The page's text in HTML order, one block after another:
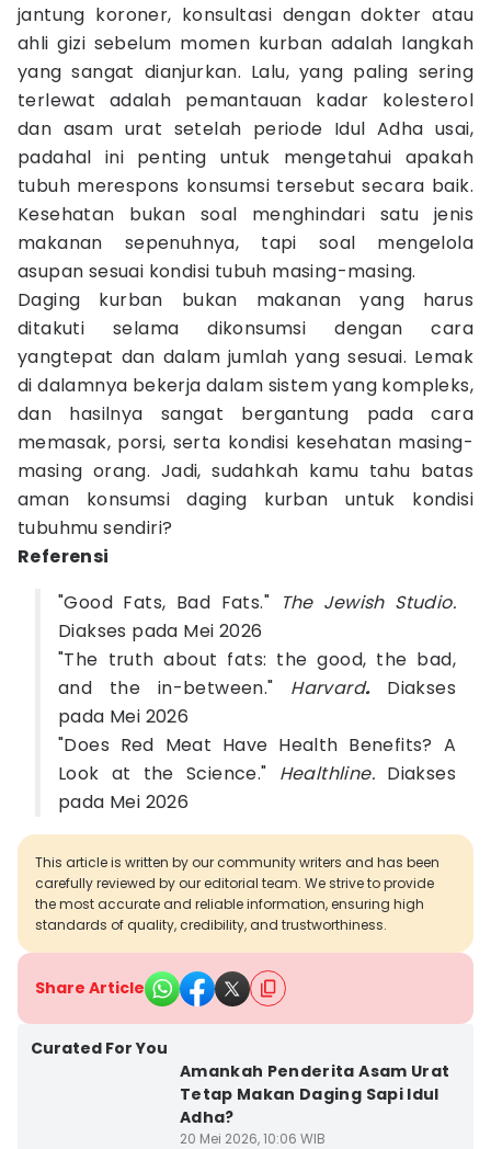
jantung koroner, konsultasi dengan dokter atau
ahli gizi sebelum momen kurban adalah langkah
yang sangat dianjurkan. Lalu, yang paling sering
terlewat adalah pemantauan kadar kolesterol
dan asam urat setelah periode Idul Adha usai,
padahal ini penting untuk mengetahui apakah
tubuh merespons konsumsi tersebut secara baik.
Kesehatan bukan soal menghindari satu jenis
makanan sepenuhnya, tapi soal mengelola
asupan sesuai kondisi tubuh masing-masing.
Daging kurban bukan makanan yang harus
ditakuti selama dikonsumsi dengan cara
yangtepat dan dalam jumlah yang sesuai. Lemak
di dalamnya bekerja dalam sistem yang kompleks,
dan hasilnya sangat bergantung pada cara
memasak, porsi, serta kondisi kesehatan masing-
masing orang. Jadi, sudahkah kamu tahu batas
aman konsumsi daging kurban untuk kondisi
tubuhmu sendiri?
Referensi
"Good Fats, Bad Fats." The Jewish Studio.
Diakses pada Mei 2026
"The truth about fats: the good, the bad,
and the in-between." Harvard.
Diakses
pada Mei 2026
"Does Red Meat Have Health Benefits? A
Look at the Science." Healthline. Diakses
pada Mei 2026
This article is written by our community writers and has been
carefully reviewed by our editorial team. We strive to provide
the most accurate and reliable information, ensuring high
standards of quality, credibility, and trustworthiness.
Share Article
Curated For You
Amankah Penderita Asam Urat
Tetap Makan Daging Sapi Idul
Adha?
20 Mei 2026, 10:06 WIB